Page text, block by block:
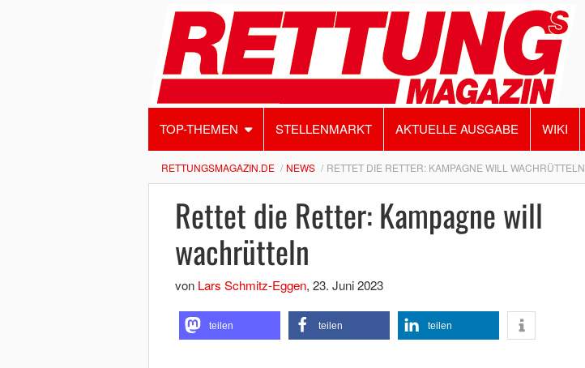
TOP-THEMEN STELLENMARKT AKTUELLE AUSGABE WIKI
RETTUNGSMAGAZIN.DE NEWS RETTET DIE RETTER: KAMPAGNE WILL WACHRÜTTELN
Rettet die Retter: Kampagne will
wachrütteln
von Lars Schmitz-Eggen, 23. Juni 2023
teilen teilen teilen